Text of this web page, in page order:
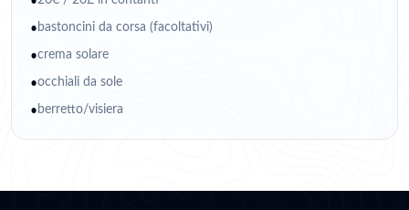
• bastoncini da corsa (facoltativi)
•crema solare
•occhiali da sole
• berretto/visiera